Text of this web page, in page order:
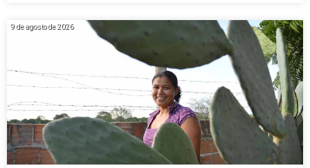
9 de agosto de 2026